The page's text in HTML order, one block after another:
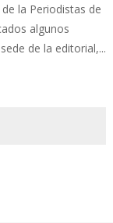
la Periodistas de
algunos
de la editorial,...